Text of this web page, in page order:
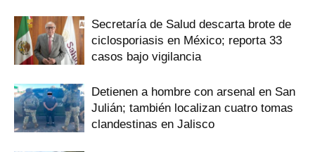
Secretaría de Salud descarta brote de
ciclosporiasis en México; reporta 33
casos bajo vigilancia
Detienen a hombre con arsenal en San
Julián; también localizan cuatro tomas
clandestinas en Jalisco